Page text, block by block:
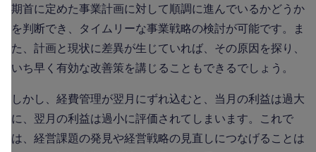
期首に定めた事業計画に対して順調に進んでいるかどうか
を判断でき、タイムリーな事業戦略の検討が可能です。ま
た、計画と現状に差異が生じていれば、その原因を探り、
いち早く有効な改善策を講じることもできるでしょう。
しかし、経費管理が翌月にずれ込むと、当月の利益は過大
に、翌月の利益は過小に評価されてしまいます。これで
は、経営課題の発見や経営戦略の見直しにつなげることは